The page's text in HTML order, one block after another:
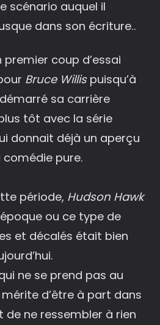
scénario auquel il
dans son écriture..
premier coup d’essai
Bruce Willispuisqu’à
sa carrière
tôt avec la série
donnait déjà un aperçu
comédie pure.
période, Hudson Hawk
ou ce type de
et décalés était bien
ne se prend pas au
d’être à part dans
de ne ressembler à rien